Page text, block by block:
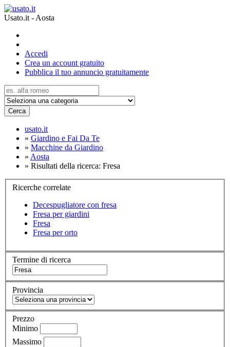
Usato.it - Aosta
Accedi
Crea un account gratuito
Pubblica il tuo annuncio gratuitamente
Cerca
usato.it
» Giardino e Fai Da Te
» Macchine da Giardino
» Aosta
» Risultati della ricerca: Fresa
Ricerche correlate
Decespugliatore con fresa
Fresa per giardini
Fresa
Fresa per orto
Termine di ricerca
Provincia
Prezzo
Minimo
Massimo